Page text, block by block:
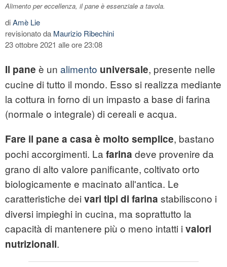
Alimento per eccellenza, il pane è essenziale a tavola.
diAmè Lie
revisionato da Maurizio Ribechini
23 ottobre 2021 alle ore 23:08
Il pane è un alimento universale, presente nelle
cucine di tutto il mondo. Esso si realizza mediante
la cottura in forno di un impasto a base di farina
(normale o integrale) di cereali e acqua.
Fare il pane a casa è molto semplice, bastano
pochi accorgimenti. La farina deve provenire da
grano di alto valore panificante, coltivato orto
biologicamente e macinato all'antica. Le
caratteristiche dei vari tipi di farina stabiliscono i
diversi impieghi in cucina, ma soprattutto la
capacità di mantenere più o meno intatti i valori
nutrizionali.